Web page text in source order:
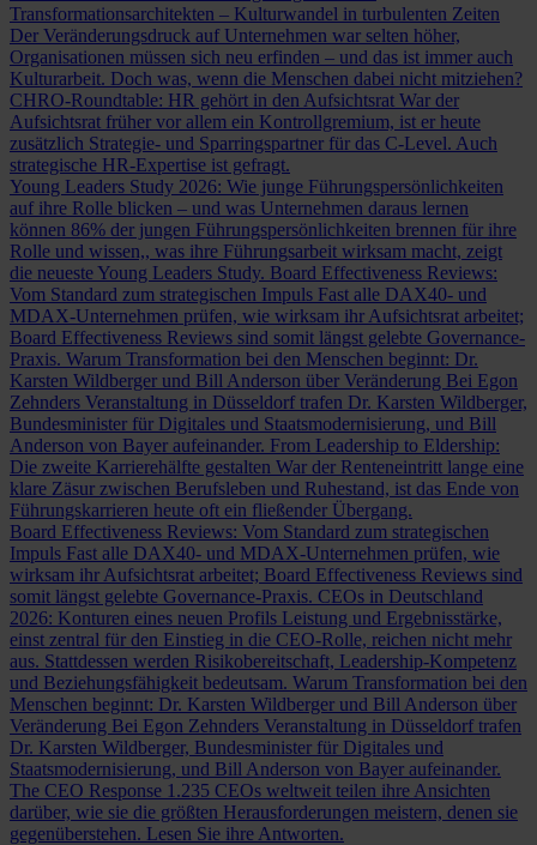
Transformationsarchitekten – Kulturwandel in turbulenten Zeiten
Der Veränderungsdruck auf Unternehmen war selten höher,
Organisationen müssen sich neu erfinden – und das ist immer auch
Kulturarbeit. Doch was, wenn die Menschen dabei nicht mitziehen?
CHRO-Roundtable: HR gehört in den Aufsichtsrat War der
Aufsichtsrat früher vor allem ein Kontrollgremium, ist er heute
zusätzlich Strategie- und Sparringspartner für das C-Level. Auch
strategische HR-Expertise ist gefragt.
Young Leaders Study 2026: Wie junge Führungspersönlichkeiten
auf ihre Rolle blicken – und was Unternehmen daraus lernen
können 86% der jungen Führungspersönlichkeiten brennen für ihre
Rolle und wissen,, was ihre Führungsarbeit wirksam macht, zeigt
die neueste Young Leaders Study. Board Effectiveness Reviews:
Vom Standard zum strategischen Impuls Fast alle DAX40- und
MDAX-Unternehmen prüfen, wie wirksam ihr Aufsichtsrat arbeitet;
Board Effectiveness Reviews sind somit längst gelebte Governance-
Praxis. Warum Transformation bei den Menschen beginnt: Dr.
Karsten Wildberger und Bill Anderson über Veränderung Bei Egon
Zehnders Veranstaltung in Düsseldorf trafen Dr. Karsten Wildberger,
Bundesminister für Digitales und Staatsmodernisierung, und Bill
Anderson von Bayer aufeinander. From Leadership to Eldership:
Die zweite Karrierehälfte gestalten War der Renteneintritt lange eine
klare Zäsur zwischen Berufsleben und Ruhestand, ist das Ende von
Führungskarrieren heute oft ein fließender Übergang.
Board Effectiveness Reviews: Vom Standard zum strategischen
Impuls Fast alle DAX40- und MDAX-Unternehmen prüfen, wie
wirksam ihr Aufsichtsrat arbeitet; Board Effectiveness Reviews sind
somit längst gelebte Governance-Praxis. CEOs in Deutschland
2026: Konturen eines neuen Profils Leistung und Ergebnisstärke,
einst zentral für den Einstieg in die CEO-Rolle, reichen nicht mehr
aus. Stattdessen werden Risikobereitschaft, Leadership-Kompetenz
und Beziehungsfähigkeit bedeutsam. Warum Transformation bei den
Menschen beginnt: Dr. Karsten Wildberger und Bill Anderson über
Veränderung Bei Egon Zehnders Veranstaltung in Düsseldorf trafen
Dr. Karsten Wildberger, Bundesminister für Digitales und
Staatsmodernisierung, und Bill Anderson von Bayer aufeinander.
The CEO Response 1.235 CEOs weltweit teilen ihre Ansichten
darüber, wie sie die größten Herausforderungen meistern, denen sie
gegenüberstehen. Lesen Sie ihre Antworten.